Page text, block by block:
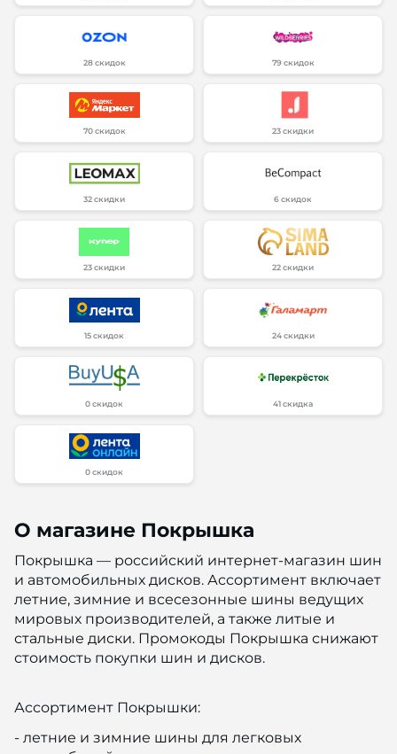
28 скидок 79 скидок
70 скидок 23 скидки
32 скидки 6 скидок
23 скидки 22 скидки
15 скидок 24 скидки
0 скидок 41 скидка
0 скидок
О магазине Покрышка
Покрышка — российский интернет-магазин шин
и автомобильных дисков. Ассортимент включает
летние, зимние и всесезонные шины ведущих
мировых производителей, а также литые и
стальные диски. Промокоды Покрышка снижают
стоимость покупки шин и дисков.
Ассортимент Покрышки:
- летние и зимние шины для легковых